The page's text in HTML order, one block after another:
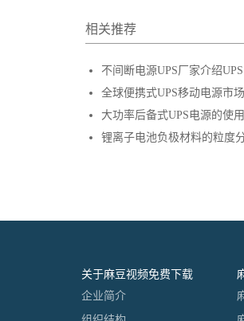
相关推荐
不间断电源UPS厂家介绍
全球便携式UPS移动电源市
大功率后备式UPS电源的使
锂离子电池负极材料的粒度
关于麻豆视频免费下载
企业简介